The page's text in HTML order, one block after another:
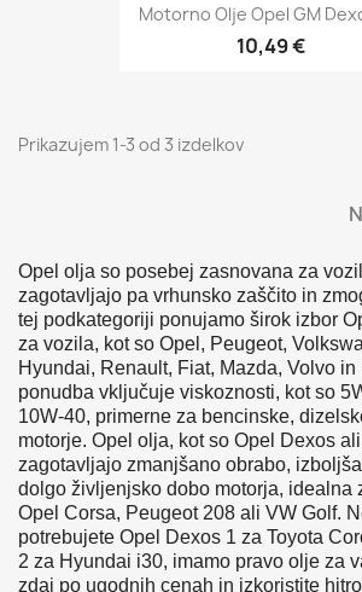
Motorno Olje Opel GM
10,49 €
Prikazujem 1-3 od 3 izdelkov
Opel olja so posebej zasnovana za
zagotavljajo pa vrhunsko zaščito in
tej podkategoriji ponujamo širok izbor
za vozila, kot so Opel, Peugeot,
Hyundai, Renault, Fiat, Mazda, Volvo in
ponudba vključuje viskoznosti, kot so
10W-40, primerne za bencinske,
motorje. Opel olja, kot so Opel Dexos ali
zagotavljajo zmanjšano obrabo,
dolgo življenjsko dobo motorja, idealna
Opel Corsa, Peugeot 208 ali VW Golf.
potrebujete Opel Dexos 1 za Toyota
2 za Hyundai i30, imamo pravo olje za
zdaj po ugodnih cenah in izkoristite hitro